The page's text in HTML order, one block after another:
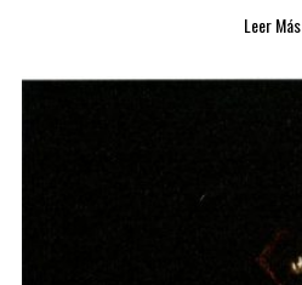
Leer Más